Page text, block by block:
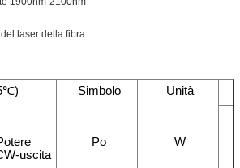
laser della fibra
Simbolo Unità
uscita
Po W